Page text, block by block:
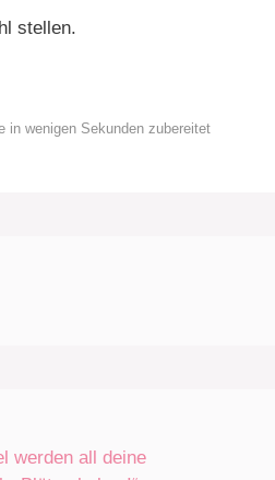
stellen.
in wenigen Sekunden zubereitet
werden all deine